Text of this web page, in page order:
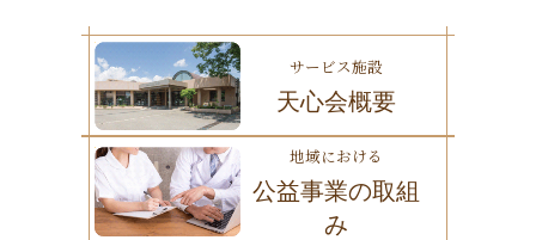
サービス施設
天心会概要
地域における
公益事業の取組
み